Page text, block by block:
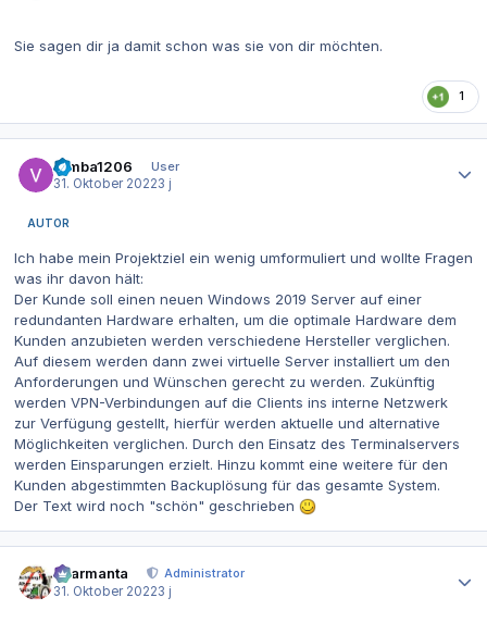
Sie sagen dir ja damit schon was sie von dir möchten.
1
Simba1206
User
31. Oktober 20223 j
AUTOR
Ich habe mein Projektziel ein wenig umformuliert und wollte Fragen
was ihr davon hält:
Der Kunde soll einen neuen Windows 2019 Server auf einer
redundanten Hardware erhalten, um die optimale Hardware dem
Kunden anzubieten werden verschiedene Hersteller verglichen.
Auf diesem werden dann zwei virtuelle Server installiert um den
Anforderungen und Wünschen gerecht zu werden. Zukünftig
werden VPN-Verbindungen auf die Clients ins interne Netzwerk
zur Verfügung gestellt, hierfür werden aktuelle und alternative
Möglichkeiten verglichen. Durch den Einsatz des Terminalservers
werden Einsparungen erzielt. Hinzu kommt eine weitere für den
Kunden abgestimmten Backuplösung für das gesamte System.
Der Text wird noch "schön" geschrieben
charmanta
Administrator
31. Oktober 20223 j